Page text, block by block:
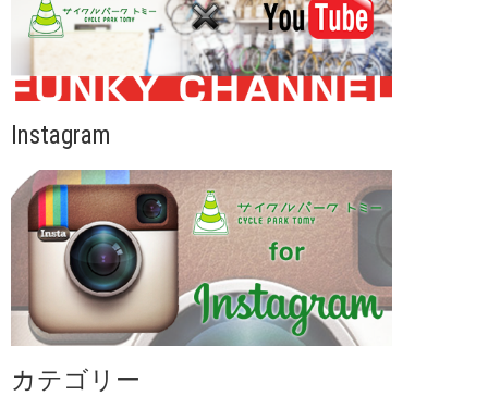
Instagram
カテゴリー